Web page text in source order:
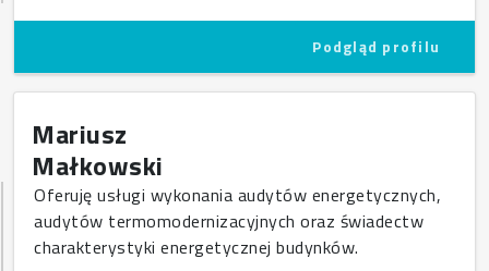
Podgląd profilu
Mariusz
Małkowski
Oferuję usługi wykonania audytów energetycznych,
audytów termomodernizacyjnych oraz świadectw
charakterystyki energetycznej budynków.